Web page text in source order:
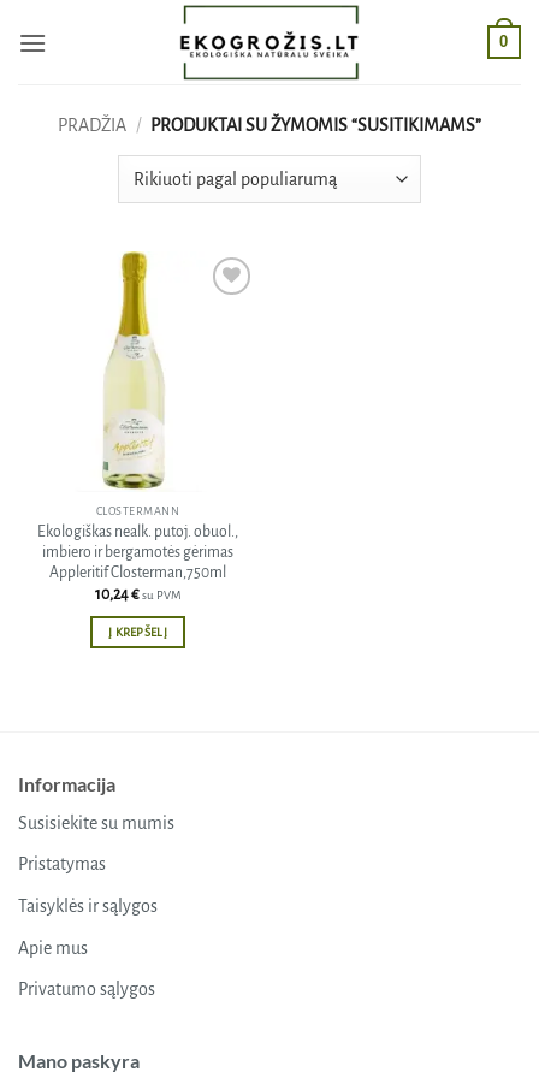
0
PRADŽIA / PRODUKTAI SU ŽYMOMIS “SUSITIKIMAMS”
CLOSTERMANN
Ekologiškas nealk. putoj. obuol.,
imbiero ir bergamotės gėrimas
Appleritif Closterman,750ml
10,24€ su PVM
Į KREPŠELĮ
Informacija
Susisiekite su mumis
Pristatymas
Taisyklės ir sąlygos
Apie mus
Privatumo sąlygos
Mano paskyra